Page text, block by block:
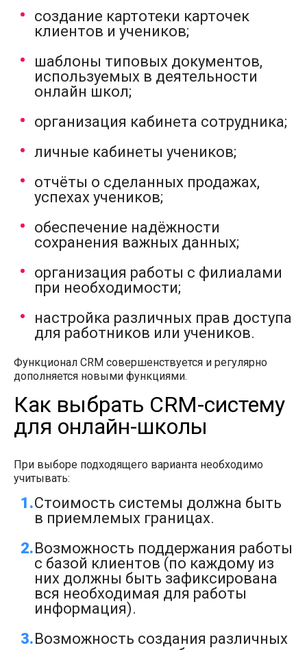
создание картотеки карточек
клиентов и учеников;
шаблоны типовых документов,
используемых в деятельности
онлайн школ;
организация кабинета сотрудника;
личные кабинеты учеников;
отчёты о сделанных продажах,
успехах учеников;
обеспечение надёжности
сохранения важных данных;
организация работы с филиалами
при необходимости;
настройка различных прав доступа
для работников или учеников.
Функционал CRM совершенствуется и регулярно
дополняется новыми функциями.
Как выбрать CRM-систему
для онлайн-школы
При выборе подходящего варианта необходимо
учитывать:
Стоимость системы должна быть
в приемлемых границах.
Возможность поддержания работы
с базой клиентов (по каждому из
них должны быть зафиксирована
вся необходимая для работы
информация).
Возможность создания различных